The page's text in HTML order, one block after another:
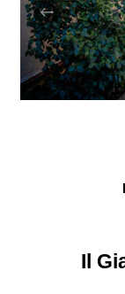
Il